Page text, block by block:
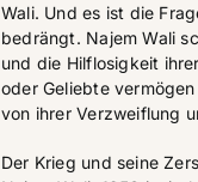
Wali. Und es ist die
bedrängt. Najem Wali
und die Hilflosigkeit
oder Geliebte
von ihrer Verzweiflung
Der Krieg und seine